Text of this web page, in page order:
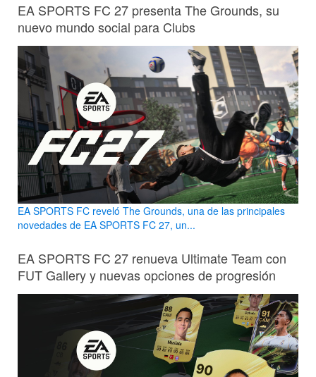
EA SPORTS FC 27 presenta The Grounds, su
nuevo mundo social para Clubs
EA SPORTS FC reveló The Grounds, una de las principales
novedades de EA SPORTS FC 27, un...
EA SPORTS FC 27 renueva Ultimate Team con
FUT Gallery y nuevas opciones de progresión